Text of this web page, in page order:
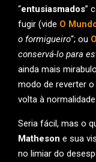
“entusiasmados”
fugir (vide O
o formigueiro“; ou
conservá-lo para
ainda mais
modo de reverter
volta à normalidade.
Seria fácil, mas o
Matheson e sua
no limiar do